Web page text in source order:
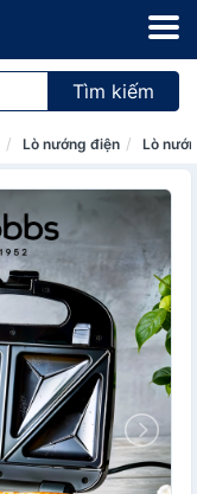
Tìm kiếm
Lò nướng điện Lò